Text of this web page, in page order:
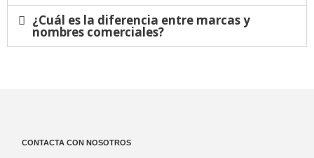
¿Cuál es la diferencia entre marcas y
nombres comerciales?
CONTACTA CON NOSOTROS